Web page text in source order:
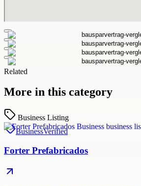
Related
More in this category
Business Listing
BusinessVerified
Forter Prefabricados